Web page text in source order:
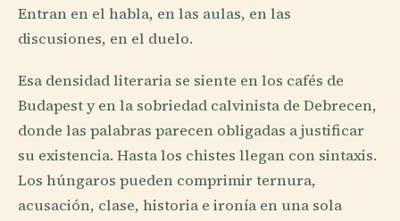
Entran en el habla, en las aulas, en las
discusiones, en el duelo.
Esa densidad literaria se siente en los cafés de
Budapest y en la sobriedad calvinista de Debrecen,
donde las palabras parecen obligadas a justificar
su existencia. Hasta los chistes llegan con sintaxis.
Los húngaros pueden comprimir ternura,
acusación, clase, historia e ironía en una sola